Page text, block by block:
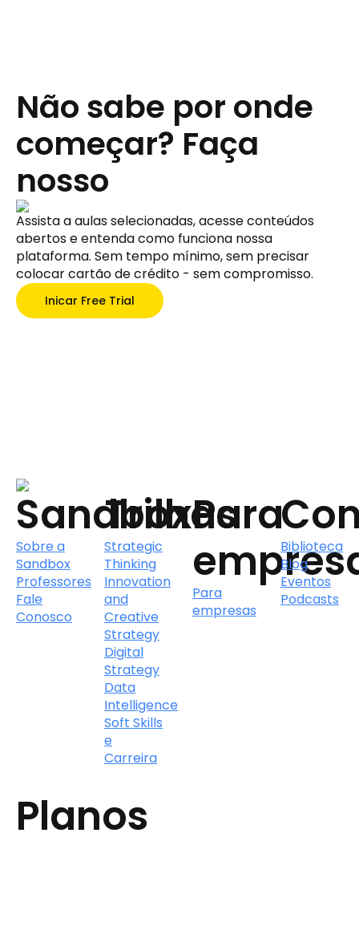
Não sabe por onde
começar? Faça
nosso
Assista a aulas selecionadas, acesse conteúdos
abertos e entenda como funciona nossa
plataforma. Sem tempo mínimo, sem precisar
colocar cartão de crédito - sem compromisso.
Inicar Free Trial
Sandbox
Sobre a
Sandbox
Professores
Fale
Conosco
Trilhas
Strategic
Thinking
Innovation
and
Creative
Strategy
Digital
Strategy
Data
Intelligence
Soft Skills
e
Carreira
Para
Para
empresas
Biblioteca
Blog
Eventos
Podcasts
Planos